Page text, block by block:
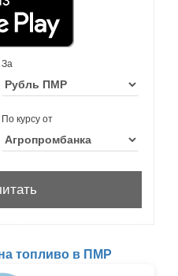
За
По курсу от
топливо в ПМР